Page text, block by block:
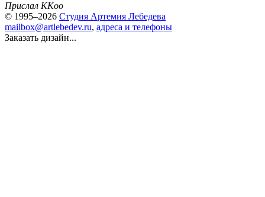
Прислал KKoo
© 1995–2026 Студия Артемия Лебедева
mailbox@artlebedev.ru, адреса и телефоны
Заказать дизайн...